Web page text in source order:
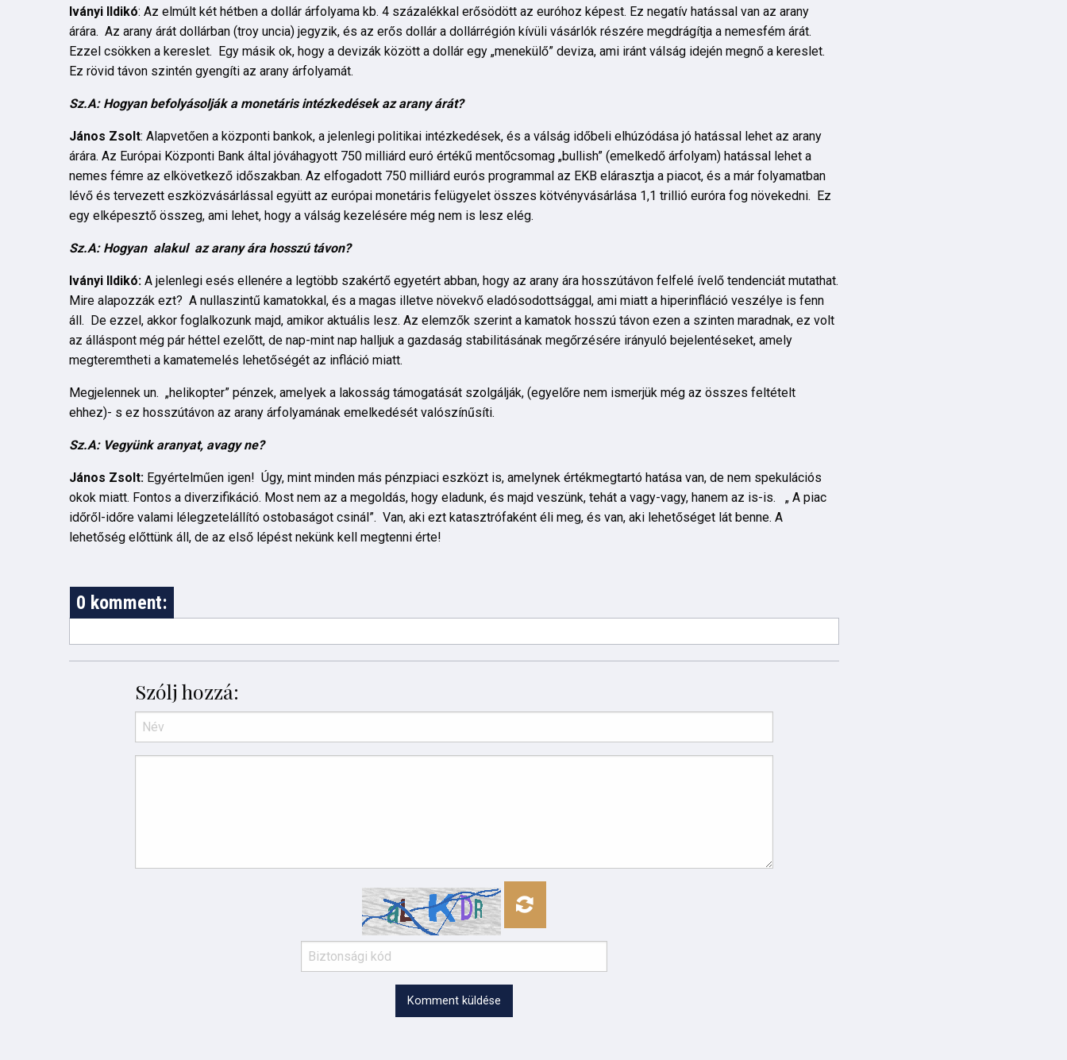
Iványi Ildikó: Az elmúlt két hétben a dollár árfolyama kb. 4 százalékkal erősödött az euróhoz képest. Ez negatív hatással van az arany
árára. Az arany árát dollárban (troy uncia) jegyzik, és az erős dollár a dollárrégión kívüli vásárlók részére megdrágítja a nemesfém árát.
Ezzel csökken a kereslet. Egy másik ok, hogy a devizák között a dollár egy „menekülő” deviza, ami iránt válság idején megnő a kereslet.
Ez rövid távon szintén gyengíti az arany árfolyamát.
Sz.A: Hogyan befolyásolják a monetáris intézkedések az arany árát?
János Zsolt: Alapvetően a központi bankok, a jelenlegi politikai intézkedések, és a válság időbeli elhúzódása jó hatással lehet az arany
árára. Az Európai Központi Bank által jóváhagyott 750 milliárd euró értékű mentőcsomag „bullish” (emelkedő árfolyam) hatással lehet a
nemes fémre az elkövetkező időszakban. Az elfogadott 750 milliárd eurós programmal az EKB elárasztja a piacot, és a már folyamatban
lévő és tervezett eszközvásárlással együtt az európai monetáris felügyelet összes kötvényvásárlása 1,1 trillió euróra fog növekedni. Ez
egy elképesztő összeg, ami lehet, hogy a válság kezelésére még nem is lesz elég.
Sz.A: Hogyan alakul az arany ára hosszú távon?
Iványi Ildikó: A jelenlegi esés ellenére a legtöbb szakértő egyetért abban, hogy az arany ára hosszútávon felfelé ívelő tendenciát mutathat.
Mire alapozzák ezt? A nullaszintű kamatokkal, és a magas illetve növekvő eladósodottsággal, ami miatt a hiperinfláció veszélye is fenn
áll. De ezzel, akkor foglalkozunk majd, amikor aktuális lesz. Az elemzők szerint a kamatok hosszú távon ezen a szinten maradnak, ez volt
az álláspont még pár héttel ezelőtt, de nap-mint nap halljuk a gazdaság stabilitásának megőrzésére irányuló bejelentéseket, amely
megteremtheti a kamatemelés lehetőségét az infláció miatt.
Megjelennek un. „helikopter” pénzek, amelyek a lakosság támogatását szolgálják, (egyelőre nem ismerjük még az összes feltételt
ehhez)- s ez hosszútávon az arany árfolyamának emelkedését valószínűsíti.
Sz.A: Vegyünk aranyat, avagy ne?
János Zsolt: Egyértelműen igen! Úgy, mint minden más pénzpiaci eszközt is, amelynek értékmegtartó hatása van, de nem spekulációs
okok miatt. Fontos a diverzifikáció. Most nem az a megoldás, hogy eladunk, és majd veszünk, tehát a vagy-vagy, hanem az is-is. „ A piac
időről-időre valami lélegzetelállító ostobaságot csinál”. Van, aki ezt katasztrófaként éli meg, és van, aki lehetőséget lát benne. A
lehetőség előttünk áll, de az első lépést nekünk kell megtenni érte!
0 komment:
Szólj hozzá:
Komment küldése